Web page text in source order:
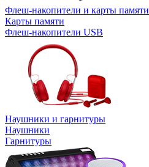
Флеш-накопители и карты памяти
Карты памяти
Флеш-накопители USB
Наушники и гарнитуры
Наушники
Гарнитуры